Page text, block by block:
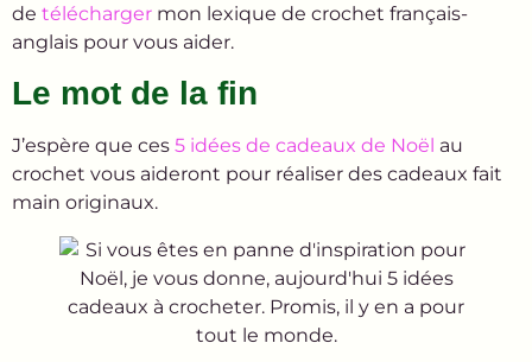
de télécharger mon lexique de crochet français-
anglais pour vous aider.
Le mot de la fin
J’espère que ces 5 idées de cadeaux de Noël au
crochet vous aideront pour réaliser des cadeaux fait
main originaux.